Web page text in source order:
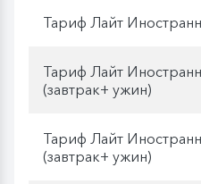
Тариф Лайт
Тариф Лайт
(завтрак+ ужин)
Тариф Лайт
(завтрак+ ужин)